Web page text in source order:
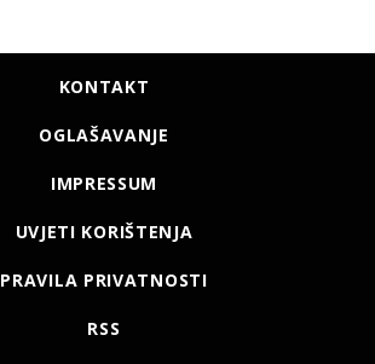
KONTAKT
OGLAŠAVANJE
IMPRESSUM
UVJETI KORIŠTENJA
PRAVILA PRIVATNOSTI
RSS